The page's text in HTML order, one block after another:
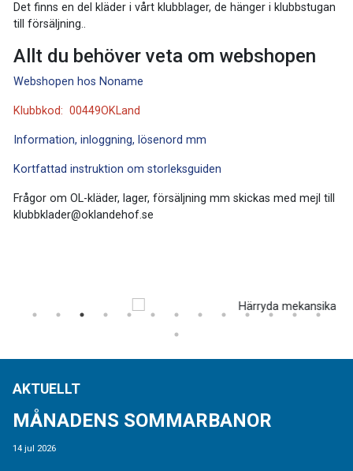
Det finns en del kläder i vårt klubblager, de hänger i klubbstugan
till försäljning..
Allt du behöver veta om webshopen
Webshopen hos Noname
Klubbkod: 00449OKLand
Information, inloggning, lösenord mm
Kortfattad instruktion om storleksguiden
Frågor om OL-kläder, lager, försäljning mm skickas med mejl till
klubbklader@oklandehof.se
AKTUELLT
MÅNADENS SOMMARBANOR
14 jul 2026